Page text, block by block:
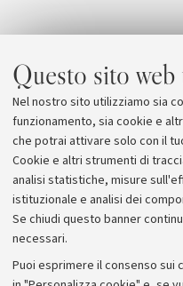
Questo sito
Nel nostro sito utilizziamo sia
funzionamento, sia cookie e
che potrai attivare solo con il
Cookie e altri strumenti di
analisi statistiche, misure
istituzionale e analisi dei
Se chiudi questo banner
necessari.
Puoi esprimere il consenso